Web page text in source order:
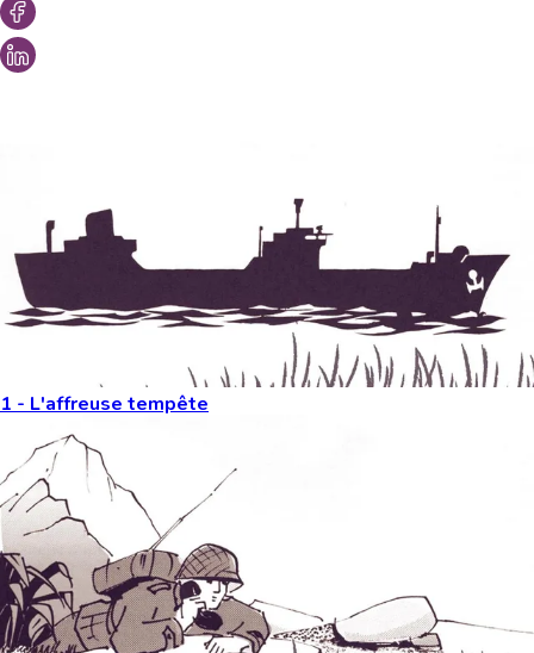
1 - L'affreuse tempête